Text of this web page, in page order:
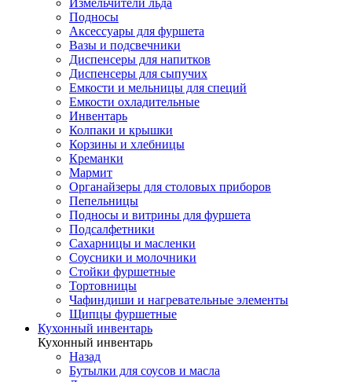
Подносы
Аксессуары для фуршета
Вазы и подсвечники
Диспенсеры для напитков
Диспенсеры для сыпучих
Емкости и мельницы для специй
Емкости охладительные
Инвентарь
Колпаки и крышки
Корзины и хлебницы
Креманки
Мармит
Органайзеры для столовых приборов
Пепельницы
Подносы и витрины для фуршета
Подсалфетники
Сахарницы и масленки
Соусники и молочники
Стойки фуршетные
Тортовницы
Чафиндиши и нагревательные элементы
Щипцы фуршетные
Кухонный инвентарь
Кухонный инвентарь
Назад
Бутылки для соусов и масла